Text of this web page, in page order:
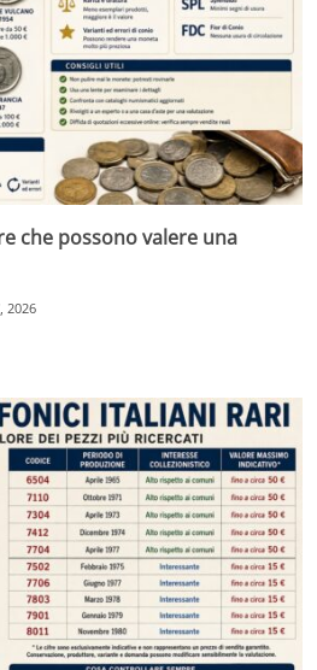
che possono valere una
2026